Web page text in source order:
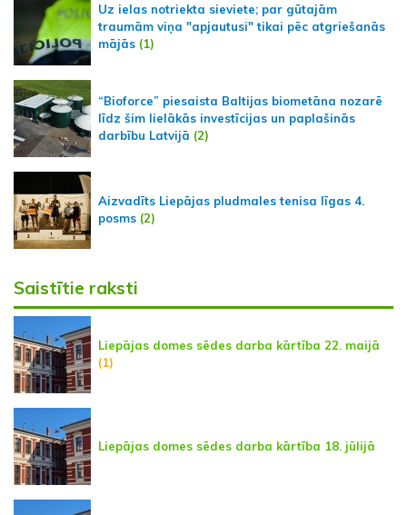
Uz ielas notriekta sieviete; par gūtajām
traumām viņa "apjautusi" tikai pēc atgriešanās
mājās (1)
“Bioforce” piesaista Baltijas biometāna nozarē
līdz šim lielākās investīcijas un paplašinās
darbību Latvijā (2)
Aizvadīts Liepājas pludmales tenisa līgas 4.
posms (2)
Saistītie raksti
Liepājas domes sēdes darba kārtība 22. maijā
(1)
Liepājas domes sēdes darba kārtība 18. jūlijā